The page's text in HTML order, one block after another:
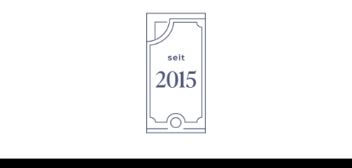
1895